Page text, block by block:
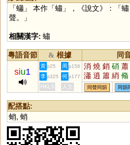
「 蠨」 本作「 蟰」，《說文》：「
聲。」
相關漢字: 蟰
粵語音節 & 根據 同
siu1
黃 p25 周 p156 消 燒 銷 硝 蕭
瀟 逍 簫 綃 翛
箾 櫹 萷 揱 魈
李 p325 何 p177
HKLS 人文 同聲同韻 同韻
配搭點:
蛸, 蛸